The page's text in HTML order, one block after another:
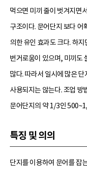
먹으면 미끼 줄이 벗겨지면
구조이다. 문어단지 보다 어
의한 유인 효과도 크다. 하
번거로움이 있으며, 미끼도
많다. 따라서 일시에 많은
사용되지는 않는다. 조업 방
문어단지의 약 1/3인
특징 및 의의
단지를 이용하여 문어를 잡